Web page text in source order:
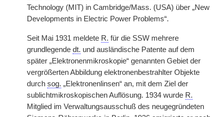
Technology (MIT) in Cambridge/Mass. (USA) über „New
Developments in Electric Power Problems“.
Seit Mai 1931 meldete R. für die SSW mehrere
grundlegende dt. und ausländische Patente auf dem
später „Elektronenmikroskopie“ genannten Gebiet der
vergrößerten Abbildung elektronenbestrahlter Objekte
durch sog. „Elektronenlinsen“ an, mit dem Ziel der
sublichtmikroskopischen Auflösung. 1934 wurde R.
Mitglied im Verwaltungsausschuß des neugegründeten